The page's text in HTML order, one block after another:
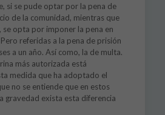
si se pude optar por la pena de
de la comunidad, mientras que
se opta por imponer la pena en
referidas a la pena de prisión
a un año. Así como, la de multa.
más autorizada está
medida que ha adoptado el
no se entiende que en estos
gravedad exista esta diferencia